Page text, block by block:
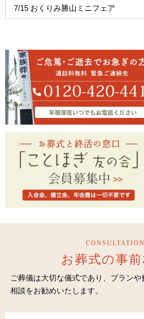
7/15 おくりみ勝山ミニフェア
CONSULTATION
お葬式の事
ご葬儀は大切な儀式であり、プラン
相談をお勧めいたします。